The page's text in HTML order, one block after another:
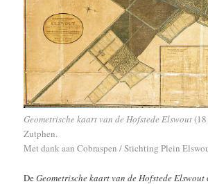
Geometrische kaart van de Hofstede Elswout
Zutphen.
Met dank aan Cobraspen / Stichting Plein
DeGeometrische kaart van de Hofstede Elswout